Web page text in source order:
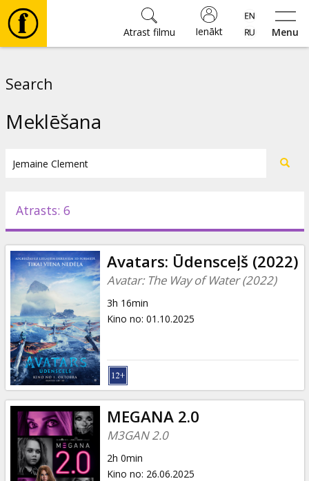
Menu
Ienākt
Atrast filmu
Pasākumi
Ziņas
Dāvanu
kartes
Uzkodas
B2B
Kino
Klubs
Search
Meklēšana
Atrasts: 6
Avatars: Ūdensceļš (2022)
Avatar: The Way of Water (2022)
3h 16min
Kino no: 01.10.2025
MEGANA 2.0
M3GAN 2.0
2h 0min
Kino no: 26.06.2025